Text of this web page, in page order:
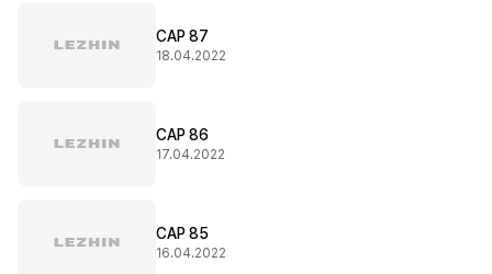
CAP 87
18.04.2022
CAP 86
17.04.2022
CAP 85
16.04.2022